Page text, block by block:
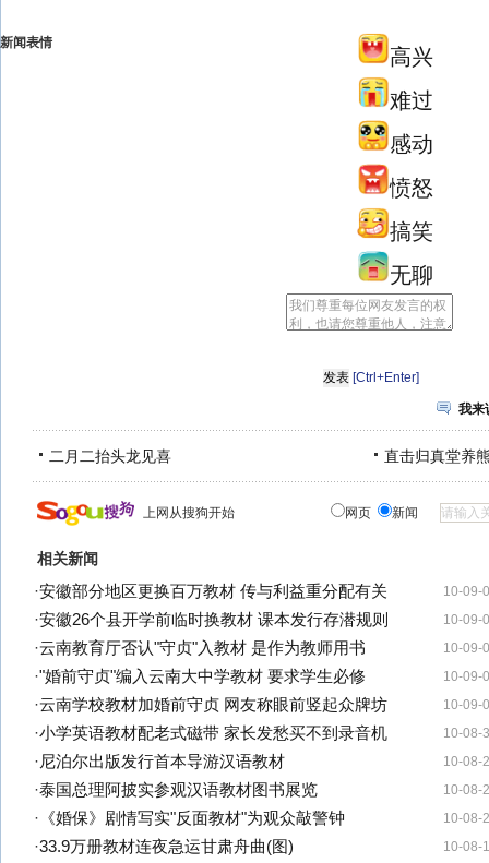
新闻表情
高兴
难过
感动
愤怒
搞笑
无聊
[Ctrl+Enter]
我来
二月二抬头龙见喜 直击归真堂养
上网从搜狗开始 网页 新闻
相关新闻
10-09-
·安徽部分地区更换百万教材 传与利益重分配有关
10-09-
·安徽26个县开学前临时换教材 课本发行存潜规则
10-09-
·云南教育厅否认"守贞"入教材 是作为教师用书
10-09-
·"婚前守贞"编入云南大中学教材 要求学生必修
10-09-
·云南学校教材加婚前守贞 网友称眼前竖起众牌坊
10-08-
·小学英语教材配老式磁带 家长发愁买不到录音机
10-08-
·尼泊尔出版发行首本导游汉语教材
10-08-
·泰国总理阿披实参观汉语教材图书展览
10-08-
· 《婚保》剧情写实"反面教材"为观众敲警钟
10-08-
·33.9万册教材连夜急运甘肃舟曲(图)